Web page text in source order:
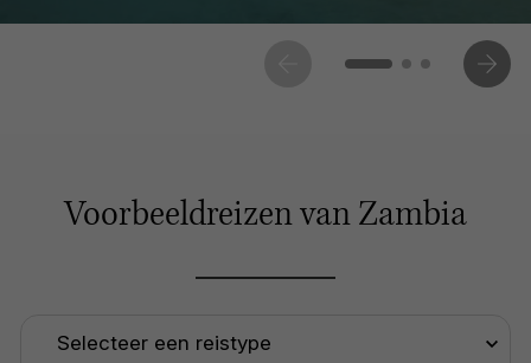
Voorbeeldreizen van Zambia